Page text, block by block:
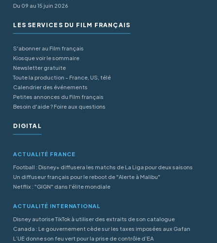
Du 09 au 15 juin 2026
LES SERVICES DU FILM FRANÇAIS
S'abonner au Film français
Kiosque voir le sommaire
Newsletter gratuite
Toute la production - France, US, télé
Calendrier des événements
Petites annonces du Film français
Besoin d'aide ? Foire aux questions
DIGITAL
ACTUALITÉ FRANCE
Football : Disney+ diffusera les matchs de La Liga pour deux saisons
Un diffuseur français pour le reboot de "Alerte à Malibu"
Netflix : "GIGN" dans l'élite mondiale
ACTUALITÉ INTERNATIONAL
Disney autorise TikTok à utiliser des extraits de son catalogue
Canada : Le gouvernement cède sur les taxes imposées aux Gafan
L’UE donne son feu vert pour la prise de contrôle d’EA